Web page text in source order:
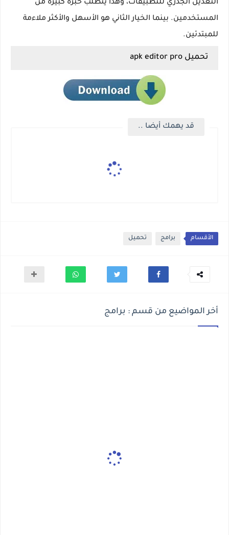
التعديل الجذري للتطبيقات، وهذا يتطلب خبرة كبيرة من
المستخدمين. بينما الخيار الثاني هو الأسهل والأكثر ملاءمة
للمبتدئين.
تحميل apk editor pro
قد يهمك أيضا ..
الأقسام برامج تحميل
أخر المواضيع من قسم : برامج